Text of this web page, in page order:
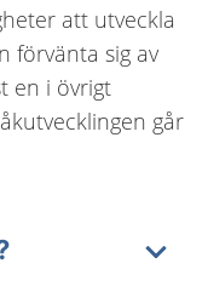
att utveckla
förvänta sig av
en i övrigt
går